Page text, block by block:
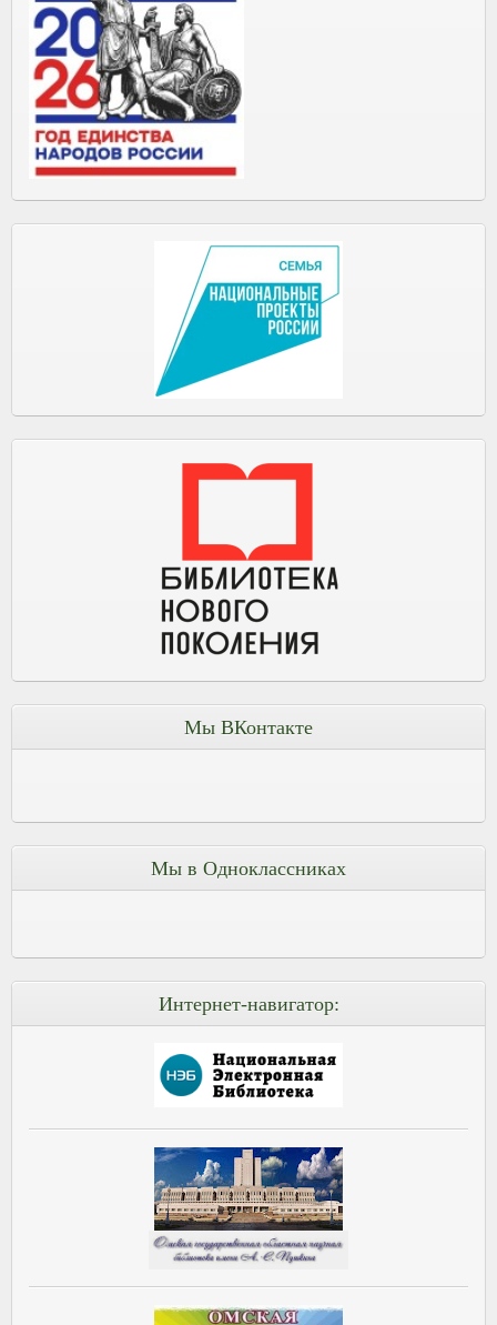
Мы ВКонтакте
Мы в Одноклассниках
Интернет-навигатор: